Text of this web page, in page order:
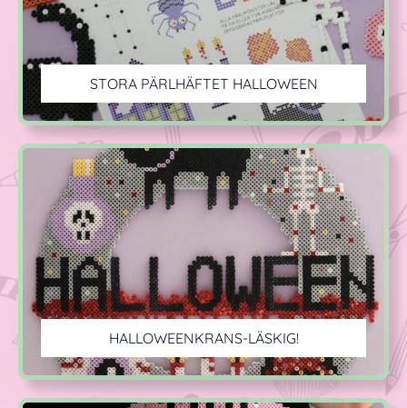
STORA PÄRLHÄFTET HALLOWEEN
HALLOWEENKRANS-LÄSKIG!